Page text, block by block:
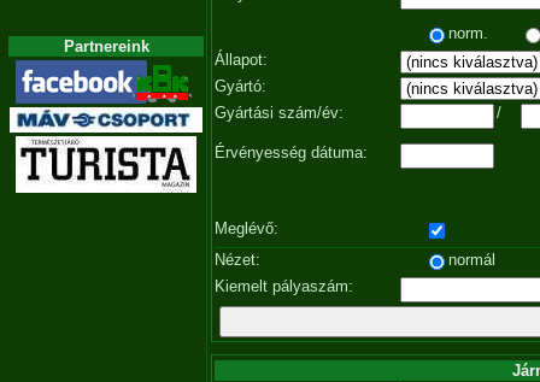
Partnereink
norm.
Állapot:
Gyártó:
Gyártási szám/év:
/
Érvényesség dátuma:
Meglévő:
Nézet:
normál
Kiemelt pályaszám: